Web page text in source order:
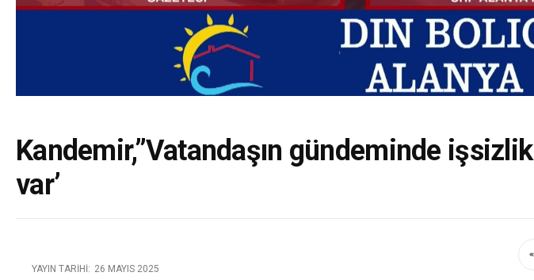
Kandemir,”Vatandaşın gündeminde işsizlik
var’
YAYIN TARIHI: 26 MAYIS 2025